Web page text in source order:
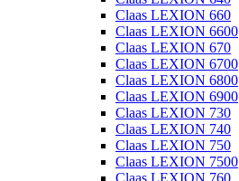
Claas LEXION 660
Claas LEXION 6600
Claas LEXION 670
Claas LEXION 6700
Claas LEXION 6800
Claas LEXION 6900
Claas LEXION 730
Claas LEXION 740
Claas LEXION 750
Claas LEXION 7500
Claas LEXION 760